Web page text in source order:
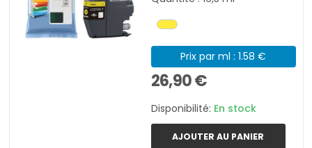
Prix par ml : 1.58 €
26,90 €
Disponibilité: En stock
AJOUTER AU PANIER